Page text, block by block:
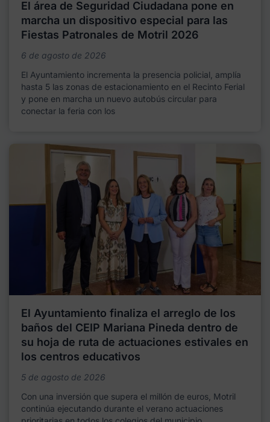
El área de Seguridad Ciudadana pone en
marcha un dispositivo especial para las
Fiestas Patronales de Motril 2026
6 de agosto de 2026
El Ayuntamiento incrementa la presencia policial, amplía
hasta 5 las zonas de estacionamiento en el Recinto Ferial
y pone en marcha un nuevo autobús circular para
conectar la feria con los
El Ayuntamiento finaliza el arreglo de los
baños del CEIP Mariana Pineda dentro de
su hoja de ruta de actuaciones estivales en
los centros educativos
5 de agosto de 2026
Con una inversión que supera el millón de euros, Motril
continúa ejecutando durante el verano actuaciones